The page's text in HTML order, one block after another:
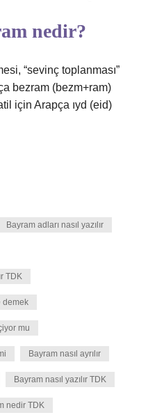
nedir?
“sevinç toplanması”
bezram (bezm+ram)
için Arapça ıyd (eid)
Bayram adları nasıl yazılır
TDK
demek
mu
Bayram nasıl ayrılır
Bayram nasıl yazılır TDK
nedir TDK